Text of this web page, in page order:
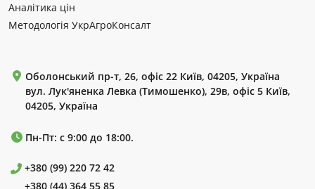
Аналітика цін
Методологія УкрАгроКонсалт
Оболонський пр-т, 26, офіс 22 Київ, 04205, Україна
вул. Лук'яненка Левка (Тимошенко), 29в, офіс 5 Київ,
04205, Україна
Пн-Пт: с 9:00 до 18:00.
+380 (99) 220 72 42
+380 (44) 364 55 85